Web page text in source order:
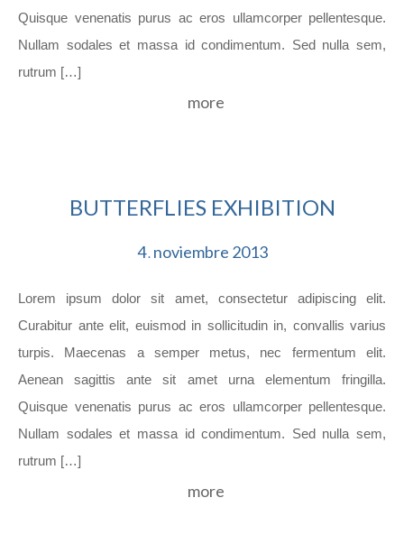
Quisque venenatis purus ac eros ullamcorper pellentesque.
Nullam sodales et massa id condimentum. Sed nulla sem,
rutrum […]
more
BUTTERFLIES EXHIBITION
4. noviembre 2013
Lorem ipsum dolor sit amet, consectetur adipiscing elit.
Curabitur ante elit, euismod in sollicitudin in, convallis varius
turpis. Maecenas a semper metus, nec fermentum elit.
Aenean sagittis ante sit amet urna elementum fringilla.
Quisque venenatis purus ac eros ullamcorper pellentesque.
Nullam sodales et massa id condimentum. Sed nulla sem,
rutrum […]
more